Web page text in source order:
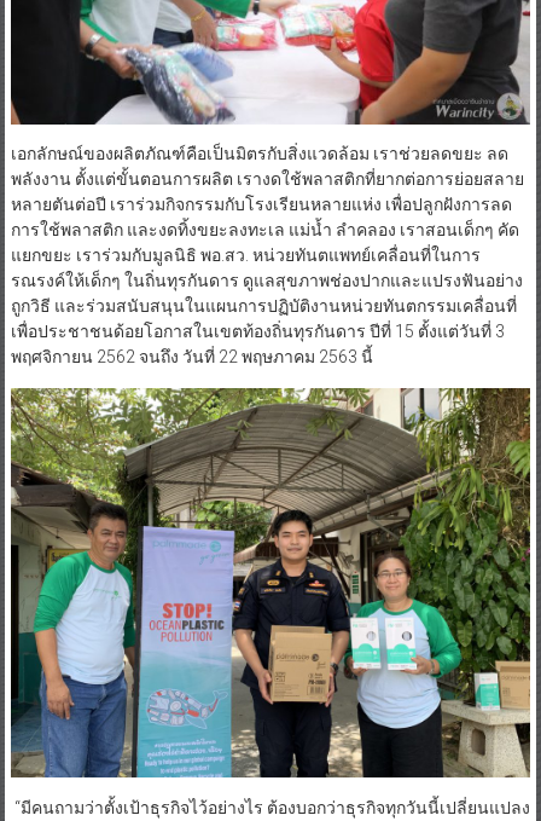
เอกลักษณ์ของผลิตภัณฑ์คือเป็นมิตรกับสิ่งแวดล้อม เราช่วยลดขยะ ลด
พลังงาน ตั้งแต่ขั้นตอนการผลิต เรางดใช้พลาสติกที่ยากต่อการย่อยสลาย
หลายตันต่อปี เราร่วมกิจกรรมกับโรงเรียนหลายแห่ง เพื่อปลูกฝังการลด
การใช้พลาสติก และงดทิ้งขยะลงทะเล แม่น้ำ ลำคลอง เราสอนเด็กๆ คัด
แยกขยะ เราร่วมกับมูลนิธิ พอ.สว. หน่วยทันตแพทย์เคลื่อนที่ในการ
รณรงค์ให้เด็กๆ ในถิ่นทุรกันดาร ดูแลสุขภาพช่องปากและแปรงฟันอย่าง
ถูกวิธี และร่วมสนับสนุนในแผนการปฏิบัติงานหน่วยทันตกรรมเคลื่อนที่
เพื่อประชาชนด้อยโอกาสในเขตท้องถิ่นทุรกันดาร ปีที่ 15 ตั้งแต่วันที่ 3
พฤศจิกายน 2562 จนถึง วันที่ 22 พฤษภาคม 2563 นี้
“มีคนถามว่าตั้งเป้าธุรกิจไว้อย่างไร ต้องบอกว่าธุรกิจทุกวันนี้เปลี่ยนแปลง